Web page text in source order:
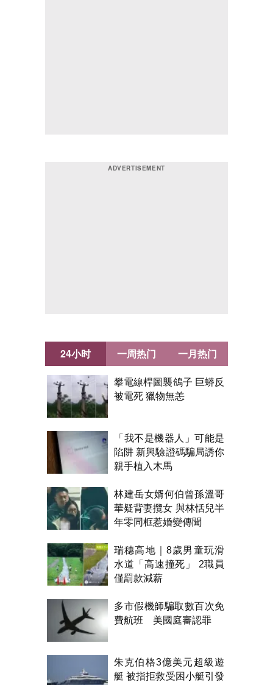
24小时
攀電線桿圖襲鴿子 巨蟒反
被電死 獵物無恙
「我不是機器人」可能是
陷阱 新興驗證碼騙局誘你
親手植入木馬
林建岳女婿何伯曾孫溫哥
華疑背妻攬女 與林恬兒半
年零同框惹婚變傳聞
瑞穗高地｜8歲男童玩滑
水道「高速撞死」 2職員
僅罰款減薪
多市假機師騙取數百次免
費航班 美國庭審認罪
朱克伯格3億美元超級遊
艇 被指拒救受困小艇引發
一周热门 一月热门